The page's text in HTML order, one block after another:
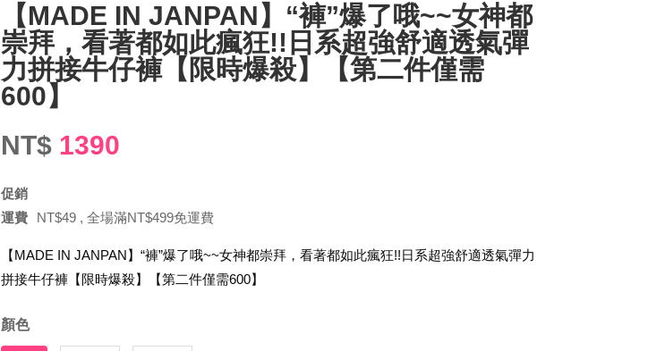
【MADE IN JANPAN】“褲”爆了哦~~女神都
崇拜，看著都如此瘋狂!!日系超強舒適透氣彈
力拼接牛仔褲【限時爆殺】【第二件僅需
600】
NT$ 1390
促銷
運費
NT$49 , 全場滿NT$499免運費
【MADE IN JANPAN】“褲”爆了哦~~女神都崇拜，看著都如此瘋狂!!日系超強舒適透氣彈力
拼接牛仔褲【限時爆殺】【第二件僅需600】
顏色